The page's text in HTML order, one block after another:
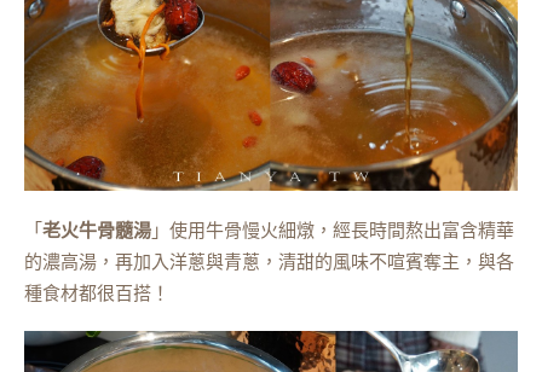
「老火牛骨髓湯 」使用牛骨慢火細燉，經長時間熬出富含精華
的濃高湯，再加入洋蔥與青蔥，清甜的風味不喧賓奪主，與各
種食材都很百搭！